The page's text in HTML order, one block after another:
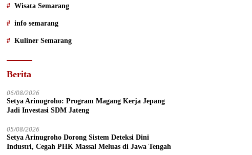
Wisata Semarang
info semarang
Kuliner Semarang
Berita
06/08/2026
Setya Arinugroho: Program Magang Kerja Jepang
Jadi Investasi SDM Jateng
05/08/2026
Setya Arinugroho Dorong Sistem Deteksi Dini
Industri, Cegah PHK Massal Meluas di Jawa Tengah